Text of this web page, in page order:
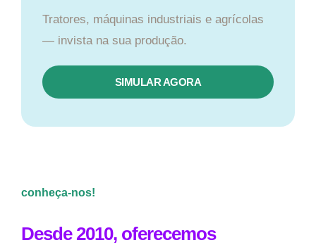
Tratores, máquinas industriais e agrícolas
— invista na sua produção.
SIMULAR AGORA
conheça-nos!
Desde 2010, oferecemos